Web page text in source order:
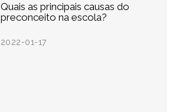
Quais as principais causas do
preconceito na escola?
2022-01-17